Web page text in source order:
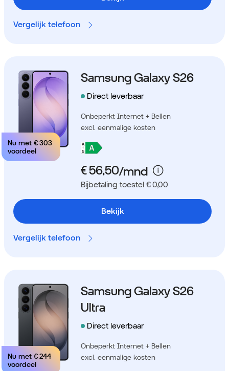
Vergelijk telefoon
Nu met € 303
voordeel
Samsung Galaxy S26
Direct leverbaar
Onbeperkt Internet + Bellen
excl. eenmalige kosten
Bijbetaling toestel € 0,00
Bekijk
Vergelijk telefoon
Nu met € 244
voordeel
Samsung Galaxy S26
Ultra
Direct leverbaar
Onbeperkt Internet + Bellen
excl. eenmalige kosten